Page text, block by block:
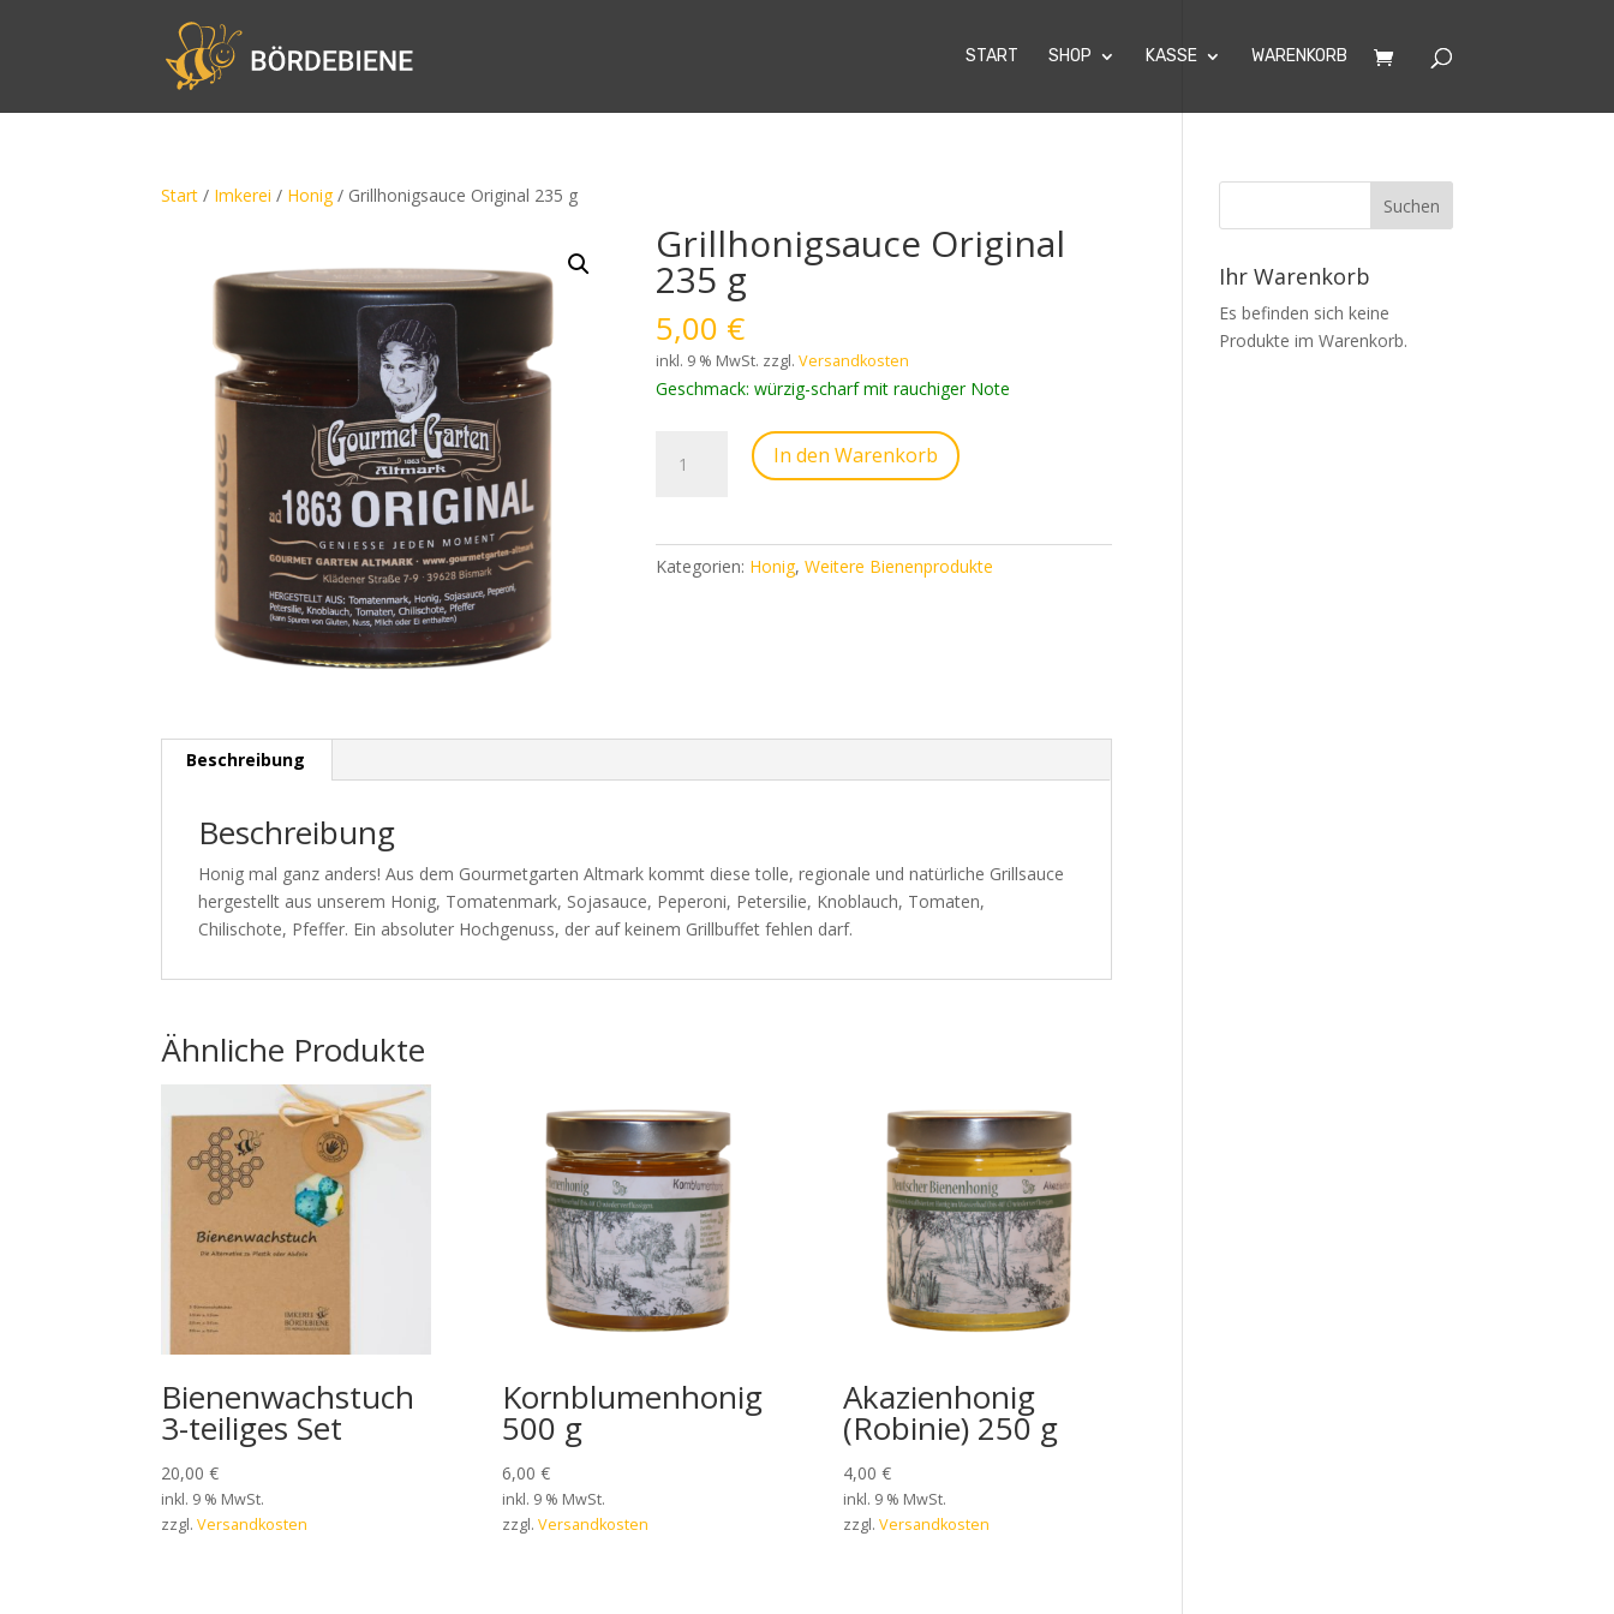
START SHOP KASSE WARENKORB
Start / Imkerei / Honig/ Grillhonigsauce Original 235 g
Grillhonigsauce Original
235 g
5,00 €
inkl. 9 % MwSt. zzgl.Versandkosten
Geschmack: würzig-scharf mit rauchiger Note
Grillhonigsauce
Original
In den Warenkorb
Kategorien: Honig,Weitere Bienenprodukte
Beschreibung
Beschreibung
Honig mal ganz anders! Aus dem Gourmetgarten Altmark kommt diese tolle, regionale und natürliche Grillsauce
hergestellt aus unserem Honig, Tomatenmark, Sojasauce, Peperoni, Petersilie, Knoblauch, Tomaten,
Chilischote, Pfeffer. Ein absoluter Hochgenuss, der auf keinem Grillbuffet fehlen darf.
Ähnliche Produkte
Bienenwachstuch
3-teiliges Set
20,00€
inkl. 9 % MwSt.
zzgl.Versandkosten
Kornblumenhonig
500 g
6,00 €
inkl. 9 % MwSt.
zzgl. Versandkosten
Akazienhonig
(Robinie) 250 g
4,00 €
inkl. 9 % MwSt.
zzgl. Versandkosten
Ihr Warenkorb
Es befinden sich keine
Produkte im Warenkorb.